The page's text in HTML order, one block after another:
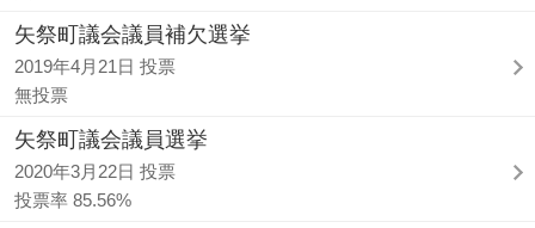
矢祭町議会議員補欠選挙
2019年4月21日 投票
無投票
矢祭町議会議員選挙
2020年3月22日 投票
投票率 85.56%